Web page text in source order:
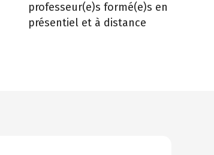
professeur(e)s formé(e)s en
présentiel et à distance